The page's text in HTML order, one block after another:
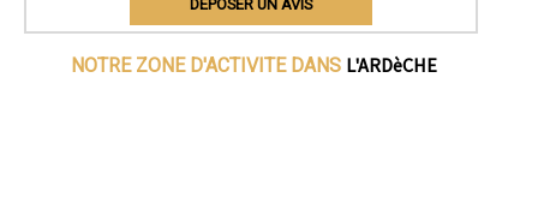
DEPOSER UN AVIS
NOTRE ZONE D'ACTIVITE DANS L'ARDèCHE